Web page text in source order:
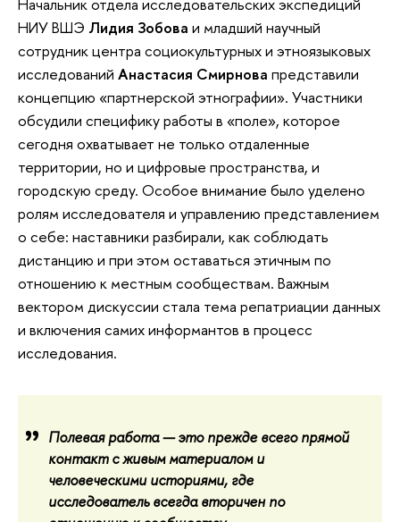
НИУ ВШЭ Лидия Зобова и младший научный
сотрудник центра социокультурных и этноязыковых
исследований Анастасия Смирнова представили
концепцию «партнерской этнографии». Участники
обсудили специфику работы в «поле», которое
сегодня охватывает не только отдаленные
территории, но и цифровые пространства, и
городскую среду. Особое внимание было уделено
ролям исследователя и управлению представлением
о себе: наставники разбирали, как соблюдать
дистанцию и при этом оставаться этичным по
отношению к местным сообществам. Важным
вектором дискуссии стала тема репатриации данных
и включения самих информантов в процесс
исследования.
Полевая работа — это прежде всего прямой
контакт с живым материалом и
человеческими историями, где
исследователь всегда вторичен по